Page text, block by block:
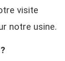
visite
notre usine.